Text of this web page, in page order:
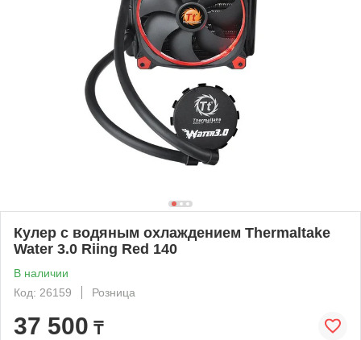
Кулер с водяным охлаждением Thermaltake
Water 3.0 Riing Red 140
В наличии
Код: 26159
Розница
37 500 ₸